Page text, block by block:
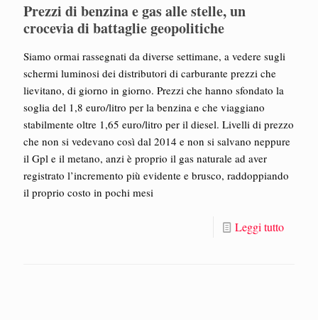
Prezzi di benzina e gas alle stelle, un
crocevia di battaglie geopolitiche
Siamo ormai rassegnati da diverse settimane, a vedere sugli
schermi luminosi dei distributori di carburante prezzi che
lievitano, di giorno in giorno. Prezzi che hanno sfondato la
soglia del 1,8 euro/litro per la benzina e che viaggiano
stabilmente oltre 1,65 euro/litro per il diesel. Livelli di prezzo
che non si vedevano così dal 2014 e non si salvano neppure
il Gpl e il metano, anzi è proprio il gas naturale ad aver
registrato l’incremento più evidente e brusco, raddoppiando
il proprio costo in pochi mesi
Leggi tutto